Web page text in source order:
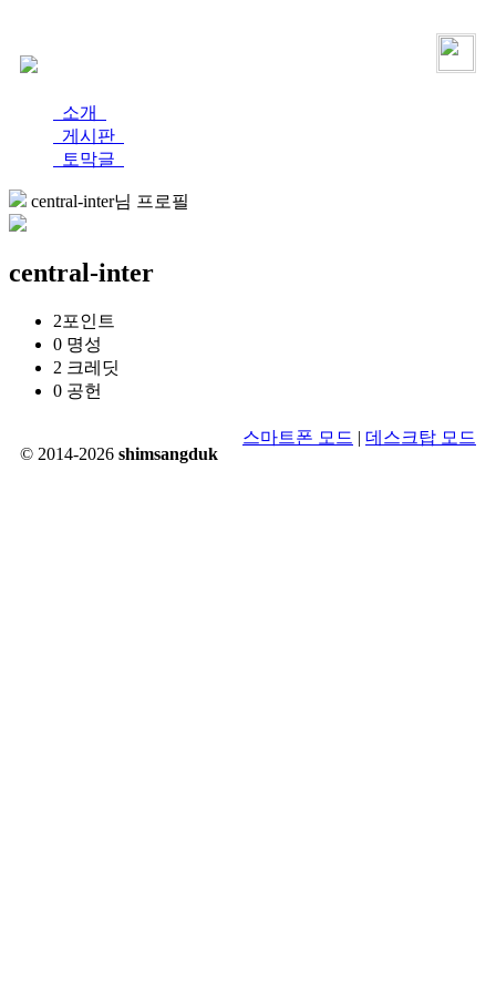
소개
게시판
토막글
central-inter님 프로필
central-inter
2포인트
0 명성
2 크레딧
0 공헌
© 2014-2026 shimsangduk
스마트폰 모드 | 데스크탑 모드